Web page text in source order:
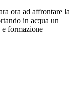
ora ad affrontare la
in acqua un
e formazione